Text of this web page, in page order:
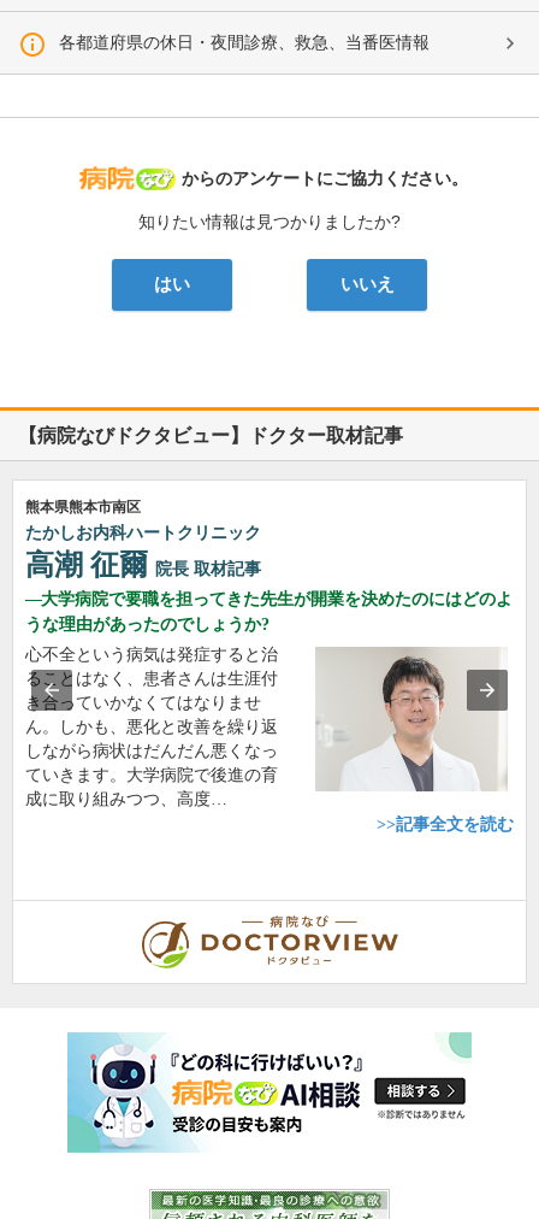
各都道府県の休日・夜間診療、救急、当番医情報
病院なび
からのアンケートにご協力ください。
知りたい情報は見つかりましたか?
はい いいえ
【病院なびドクタビュー】ドクター取材記事
熊本県熊本市南区
たかしお内科ハートクリニック
高潮 征爾 院長 取材記事
大学病院で要職を担ってきた先生が開業を決めたのにはどのよ
うな理由があったのでしょうか?
心不全という病気は発症すると治
ることはなく、患者さんは生涯付
き合っていかなくてはなりませ
ん。しかも、悪化と改善を繰り返
しながら病状はだんだん悪くなっ
ていきます。大学病院で後進の育
成に取り組みつつ、高度…
>>記事全文を読む